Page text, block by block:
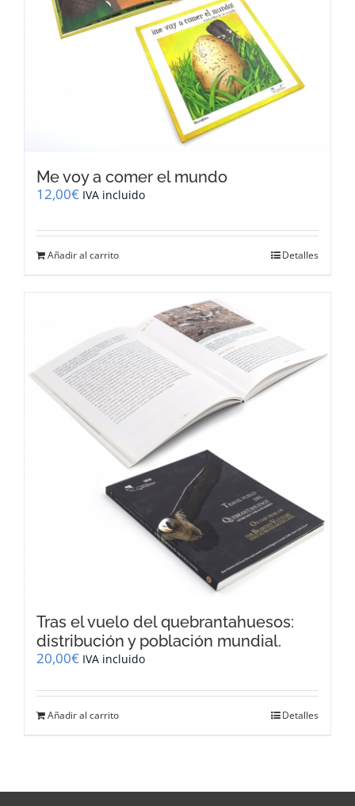
Me voy a comer el mundo
12,00€ IVA incluido
Añadir al carrito Detalles
Tras el vuelo del quebrantahuesos:
distribución y población mundial.
20,00€ IVA incluido
Añadir al carrito Detalles